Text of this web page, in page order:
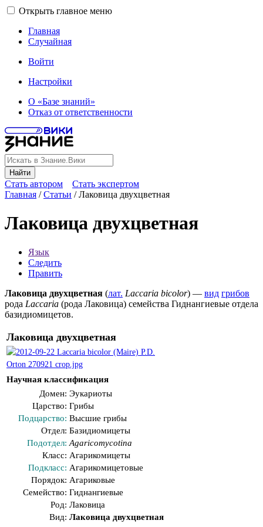
Открыть главное меню
Главная
Случайная
Войти
Настройки
О «Базе знаний»
Отказ от ответственности
Найти
Стать автором
Стать экспертом
Главная /Статьи /Лаковица двухцветная
Лаковица двухцветная
Язык
Следить
Править
Лаковица двухцветная (лат. Laccaria bicolor) — вид грибов
рода Laccaria (рода Лаковица) семейства Гиднангиевые отдела
базидиомицетов.
Лаковица двухцветная
Научная классификация
Домен: Эукариоты
Царство: Грибы
Подцарство: Высшие грибы
Отдел: Базидиомицеты
Подотдел: Agaricomycotina
Класс: Агарикомицеты
Подкласс: Агарикомицетовые
Порядок: Агариковые
Семейство: Гиднангиевые
Род: Лаковица
Вид: Лаковица двухцветная